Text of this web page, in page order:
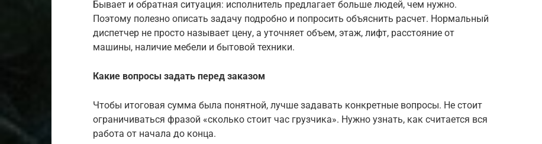
Бывает и обратная ситуация: исполнитель предлагает больше людей, чем нужно.
Поэтому полезно описать задачу подробно и попросить объяснить расчет. Нормальный
диспетчер не просто называет цену, а уточняет объем, этаж, лифт, расстояние от
машины, наличие мебели и бытовой техники.
Какие вопросы задать перед заказом
Чтобы итоговая сумма была понятной, лучше задавать конкретные вопросы. Не стоит
ограничиваться фразой «сколько стоит час грузчика». Нужно узнать, как считается вся
работа от начала до конца.